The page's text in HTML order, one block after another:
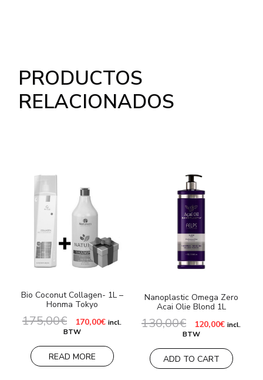
PRODUCTOS
RELACIONADOS
Bio Coconut Collagen- 1L –
Honma Tokyo
175,00€ El
precio
original
era:
175,00€.
170,00€El
es:
170,00€.
incl.
BTW
READ MORE
Nanoplastic Omega Zero
Acai Olie Blond 1L
130,00€ El
precio
original
era:
130,00€.
120,00€El
es:
120,00€.
incl.
BTW
ADD TO CART